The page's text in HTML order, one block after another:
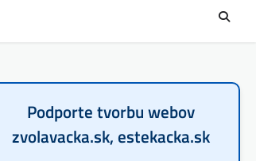
Podporte tvorbu webov
zvolavacka.sk, estekacka.sk